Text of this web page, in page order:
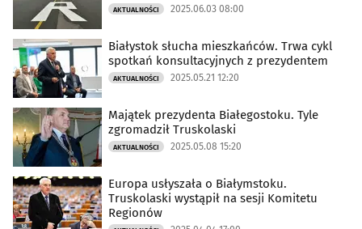
AKTUALNOŚCI 2025.06.03 08:00
Białystok słucha mieszkańców. Trwa cykl
spotkań konsultacyjnych z prezydentem
AKTUALNOŚCI 2025.05.21 12:20
Majątek prezydenta Białegostoku. Tyle
zgromadził Truskolaski
AKTUALNOŚCI 2025.05.08 15:20
Europa usłyszała o Białymstoku.
Truskolaski wystąpił na sesji Komitetu
Regionów